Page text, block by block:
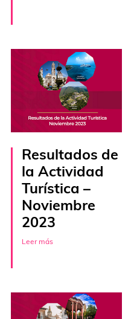
Resultados de
la Actividad
Turística –
Noviembre
2023
Leer más